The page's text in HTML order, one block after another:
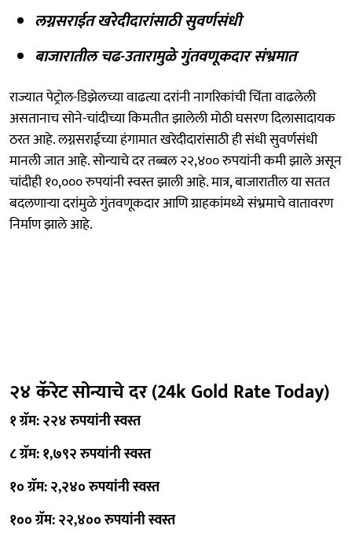
लग्नसराईत खरेदीदारांसाठी सुवर्णसंधी
बाजारातील चढ-उतारामुळे गुंतवणूकदार संभ्रमात
राज्यात पेट्रोल-डिझेलच्या वाढत्या दरांनी नागरिकांची चिंता वाढलेली
असतानाच सोने-चांदीच्या किमतीत झालेली मोठी घसरण दिलासादायक
ठरत आहे. लग्नसराईच्या हंगामात खरेदीदारांसाठी ही संधी सुवर्णसंधी
मानली जात आहे. सोन्याचे दर तब्बल २२,४०० रुपयांनी कमी झाले असून
चांदीही १०,००० रुपयांनी स्वस्त झाली आहे. मात्र, बाजारातील या सतत
बदलणाऱ्या दरांमुळे गुंतवणूकदार आणि ग्राहकांमध्ये संभ्रमाचे वातावरण
निर्माण झाले आहे.
२४ कॅरेट सोन्याचे दर (24k Gold Rate Today)
१ ग्रॅम: २२४ रुपयांनी स्वस्त
८ ग्रॅम: १,७९२ रुपयांनी स्वस्त
१० ग्रॅम: २,२४० रुपयांनी स्वस्त
१०० ग्रॅम: २२,४०० रुपयांनी स्वस्त